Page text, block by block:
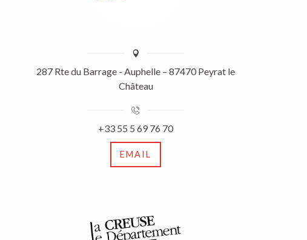
287 Rte du Barrage - Auphelle – 87470 Peyrat le
Château
+33 55 5 69 76 70
EMAIL